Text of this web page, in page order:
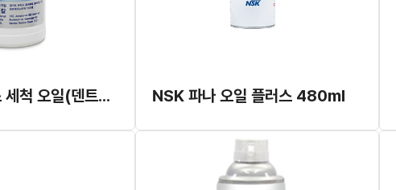
NCT 핸드피스 세척 오일(덴트론, 덴탈케이 전용 세척 오일) NSK 파나 오일 플러스 480ml